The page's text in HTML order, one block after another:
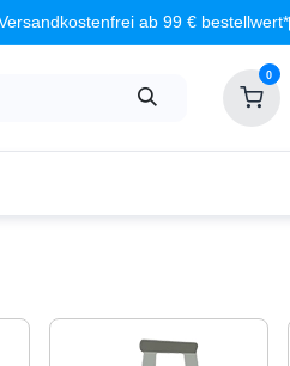
ab 99 € bestellwert*
0